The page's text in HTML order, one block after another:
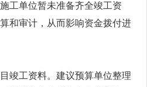
工单位暂未准备齐全竣工资
和审计，从而影响资金拨付进
竣工资料。建议预算单位整理